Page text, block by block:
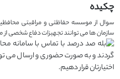
چکیده
سوال از موسسه حفاظتی و مراقبتی
سازمان ها می توانند تجهیزات دفاع شخصی از